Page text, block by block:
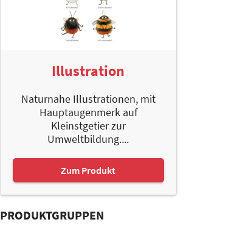
Illustration
Naturnahe Illustrationen, mit
Hauptaugenmerk auf
Kleinstgetier zur
Umweltbildung....
Zum Produkt
PRODUKTGRUPPEN